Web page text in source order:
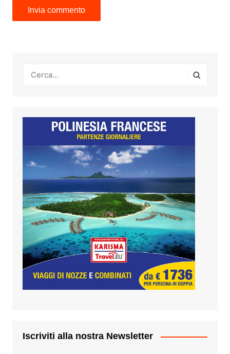
Iscriviti alla nostra Newsletter